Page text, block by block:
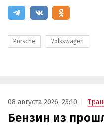
Porsche Volkswagen
08 августа 2026, 23:10
Бензин из